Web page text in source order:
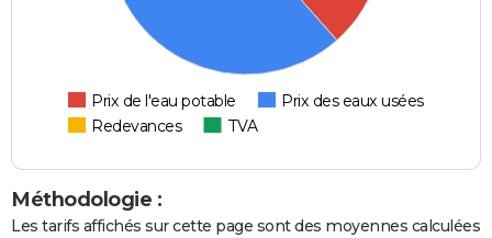
Prix de l'eau potable
Prix des eaux usées
Redevances
TVA
Méthodologie :
Les tarifs affichés sur cette page sont des moyennes calculées